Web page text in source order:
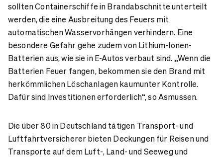
sollten Containerschiffe in Brandabschnitte unterteilt
werden, die eine Ausbreitung des Feuers mit
automatischen Wasservorhängen verhindern. Eine
besondere Gefahr gehe zudem von Lithium-Ionen-
Batterien aus, wie sie in E-Autos verbaut sind. „Wenn die
Batterien Feuer fangen, bekommen sie den Brand mit
herkömmlichen Löschanlagen kaumunter Kontrolle.
Dafür sind Investitionen erforderlich“, so Asmussen.
Die über 80 in Deutschland tätigen Transport- und
Luftfahrtversicherer bieten Deckungen für Reisen und
Transporte auf dem Luft-, Land- und Seeweg und